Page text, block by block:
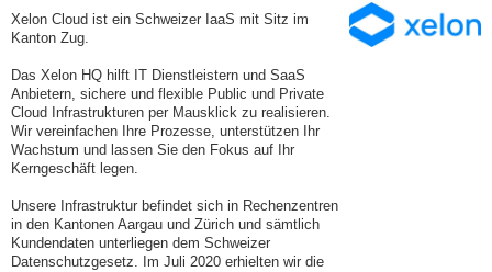
Xelon Cloud ist ein Schweizer IaaS mit Sitz im
Kanton Zug.
Das Xelon HQ hilft IT Dienstleistern und SaaS
Anbietern, sichere und flexible Public und Private
Cloud Infrastrukturen per Mausklick zu realisieren.
Wir vereinfachen Ihre Prozesse, unterstützen Ihr
Wachstum und lassen Sie den Fokus auf Ihr
Kerngeschäft legen.
Unsere Infrastruktur befindet sich in Rechenzentren
in den Kantonen Aargau und Zürich und sämtlich
Kundendaten unterliegen dem Schweizer
Datenschutzgesetz. Im Juli 2020 erhielten wir die